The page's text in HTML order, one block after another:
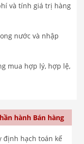
và tính giá trị hàng
nước và nhập
mua hợp lý, hợp lệ,
hành Bán hàng
định hạch toán kế